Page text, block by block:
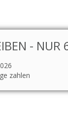
- NUR
zahlen